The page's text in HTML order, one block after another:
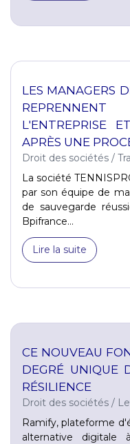
LES MANAGERS
L'ENTREPRISE
APRÈS UNE
Droit des sociétés /
La société
par son équipe de
de sauvegarde
Bpifrance...
Lire la suite
CE NOUVEAU
DEGRÉ UNIQUE
RÉSILIENCE
Droit des sociétés /
Ramify, plateforme
alternative digitale